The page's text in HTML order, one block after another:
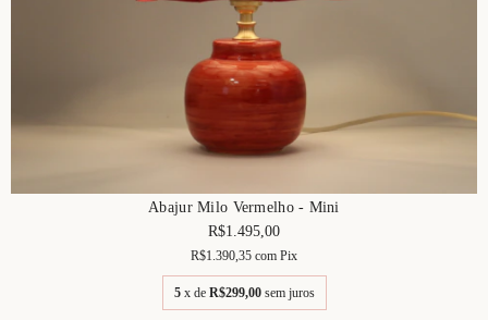
Abajur Milo Vermelho - Mini
R$1.495,00
R$1.390,35 com Pix
5 x de R$299,00 sem juros